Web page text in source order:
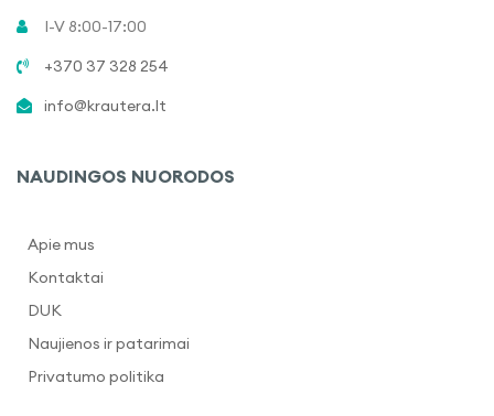
I-V 8:00-17:00
+370 37 328 254
info@krautera.lt
NAUDINGOS NUORODOS
Apie mus
Kontaktai
DUK
Naujienos ir patarimai
Privatumo politika